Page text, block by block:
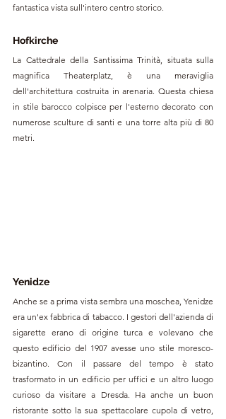
fantastica vista sull'intero centro storico.
Hofkirche
La Cattedrale della Santissima Trinità, situata sulla
magnifica Theaterplatz, è una meraviglia
dell'architettura costruita in arenaria. Questa chiesa
in stile barocco colpisce per l'esterno decorato con
numerose sculture di santi e una torre alta più di 80
metri.
Yenidze
Anche se a prima vista sembra una moschea, Yenidze
era un'ex fabbrica di tabacco. I gestori dell'azienda di
sigarette erano di origine turca e volevano che
questo edificio del 1907 avesse uno stile moresco-
bizantino. Con il passare del tempo è stato
trasformato in un edificio per uffici e un altro luogo
curioso da visitare a Dresda. Ha anche un buon
ristorante sotto la sua spettacolare cupola di vetro,